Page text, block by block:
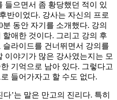
들으면서 좀 황당했던 적이 있
반이었다. 강사는 자신의 프로
동안 자기를 소개했다. 강의
애한 것이다. 그리고 강의 후
라이드를 건너뛰면서 강의를
이야기가 많은 강사였는지는 모
기억으로 남아 있다. 그렇다고
들어가자고 할 수도 없다.
’는 말은 만고의 진리다. 특히